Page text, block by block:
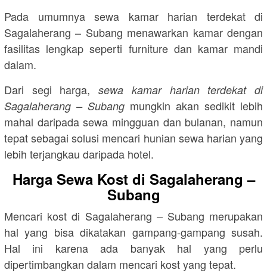
Pada umumnya sewa kamar harian terdekat di
Sagalaherang – Subang menawarkan kamar dengan
fasilitas lengkap seperti furniture dan kamar mandi
dalam.
Dari segi harga,sewa kamar harian terdekat di
Sagalaherang – Subang mungkin akan sedikit lebih
mahal daripada sewa mingguan dan bulanan, namun
tepat sebagai solusi mencari hunian sewa harian yang
lebih terjangkau daripada hotel.
Harga Sewa Kost di Sagalaherang –
Subang
Mencari kost di Sagalaherang – Subang merupakan
hal yang bisa dikatakan gampang-gampang susah.
Hal ini karena ada banyak hal yang perlu
dipertimbangkan dalam mencari kost yang tepat.